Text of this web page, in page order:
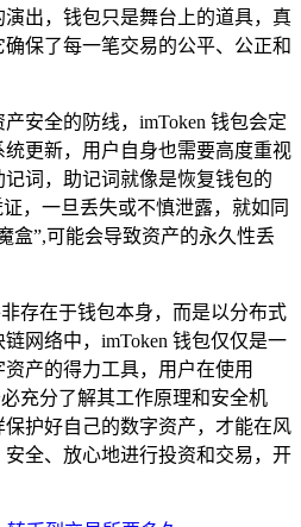
出，钱包只是舞台上的道具，真
保了每一笔交易的公平、公正和
安全的防线，imToken 钱包会定
更新，用户自身也需要高度重视
词，助记词就像是恢复钱包的
，一旦丢失或不慎泄露，就如同
盒”,可能会导致资产的永久性丢
存在于钱包本身，而是以分布式
网络中，imToken 钱包仅仅是一
产的得力工具，用户在使用
充分了解其工作原理和安全机
护好自己的数字资产，才能在风
全、放心地进行投资和交易，开